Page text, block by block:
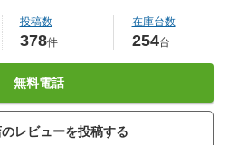
投稿数
378件
在庫台数
254台
無料電話
のレビューを投稿する